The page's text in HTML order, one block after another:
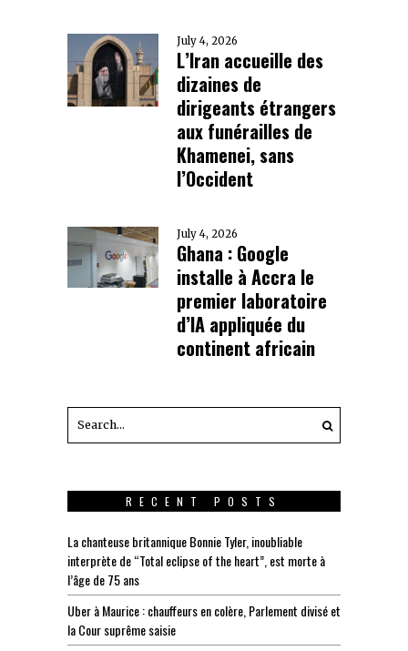
July 4, 2026
L’Iran accueille des
dizaines de
dirigeants étrangers
aux funérailles de
Khamenei, sans
l’Occident
July 4, 2026
Ghana : Google
installe à Accra le
premier laboratoire
d’IA appliquée du
continent africain
RECENT POSTS
La chanteuse britannique Bonnie Tyler, inoubliable
interprète de “Total eclipse of the heart”, est morte à
l’âge de 75 ans
Uber à Maurice : chauffeurs en colère, Parlement divisé et
la Cour suprême saisie